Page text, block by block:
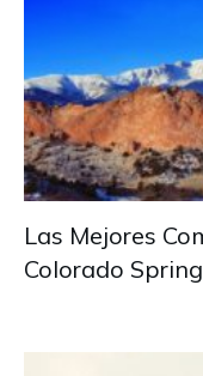
Las Mejores
Colorado